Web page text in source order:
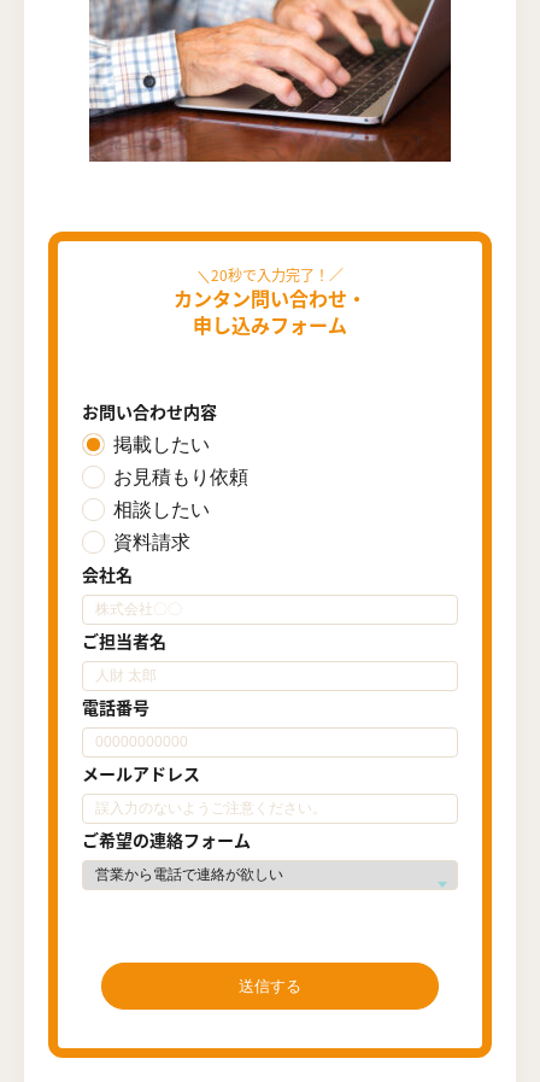
カンタン問い合わせ・
申し込みフォーム
お問い合わせ内容
掲載したい
お見積もり依頼
相談したい
資料請求
会社名
ご担当者名
電話番号
メールアドレス
ご希望の連絡フォーム